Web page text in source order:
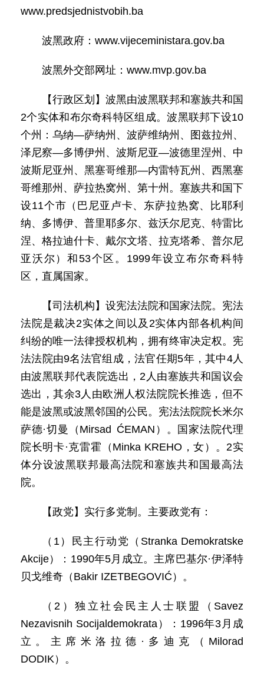
www.predsjednistvobih.ba
波黑政府：www.vijeceministara.gov.ba
波黑外交部网址：www.mvp.gov.ba
【行政区划】波黑由波黑联邦和塞族共和国
2个实体和布尔奇科特区组成。波黑联邦下设10
个州：乌纳—萨纳州、波萨维纳州、图兹拉州、
泽尼察—多博伊州、波斯尼亚—波德里涅州、中
波斯尼亚州、黑塞哥维那—内雷特瓦州、西黑塞
哥维那州、萨拉热窝州、第十州。塞族共和国下
设11个市（巴尼亚卢卡、东萨拉热窝、比耶利
纳、多博伊、普里耶多尔、兹沃尔尼克、特雷比
涅、格拉迪什卡、戴尔文塔、拉克塔希、普尔尼
亚沃尔）和53个区。1999年设立布尔奇科特
区，直属国家。
【司法机构】设宪法法院和国家法院。宪法
法院是裁决2实体之间以及2实体内部各机构间
纠纷的唯一法律授权机构，拥有终审决定权。宪
法法院由9名法官组成，法官任期5年，其中4人
由波黑联邦代表院选出，2人由塞族共和国议会
选出，其余3人由欧洲人权法院院长推选，但不
能是波黑或波黑邻国的公民。宪法法院院长米尔
萨德·切曼（Mirsad ĆEMAN）。国家法院代理
院长明卡·克雷霍（Minka KREHO，女）。2实
体分设波黑联邦最高法院和塞族共和国最高法
院。
【政党】实行多党制。主要政党有：
（1）民主行动党（Stranka Demokratske
Akcije）：1990年5月成立。主席巴基尔·伊泽特
贝戈维奇（Bakir IZETBEGOVIĆ）。
（2）独立社会民主人士联盟（Savez
Nezavisnih Socijaldemokrata）：1996年3月成
立。主席米洛拉德·多迪克（Milorad
DODIK）。